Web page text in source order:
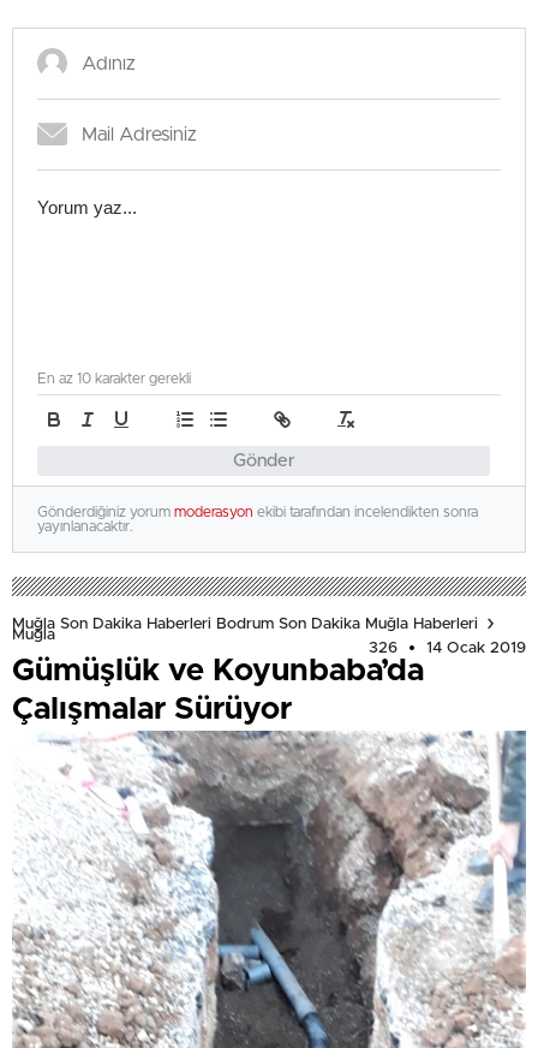
Gönder
En az 10 karakter gerekli
Gönderdiğiniz yorum moderasyon ekibi tarafından incelendikten sonra
yayınlanacaktır.
Muğla Son Dakika Haberleri Bodrum Son Dakika Muğla Haberleri
Muğla
326
14 Ocak 2019
Gümüşlük ve Koyunbaba’da
Çalışmalar Sürüyor